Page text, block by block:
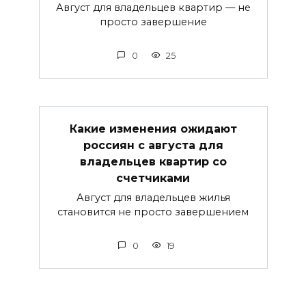
Август для владельцев квартир — не
просто завершение
0 25
Какие изменения ожидают
россиян с августа для
владельцев квартир со
счетчиками
Август для владельцев жилья
становится не просто завершением
0 19